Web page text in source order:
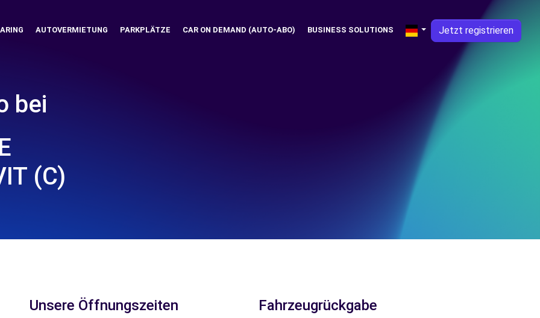
AUTOVERMIETUNG PARKPLÄTZE CAR ON DEMAND (AUTO-ABO) BUSINESS SOLUTIONS Jetzt registrieren
bei
(C)
Unsere Öffnungszeiten Fahrzeugrückgabe